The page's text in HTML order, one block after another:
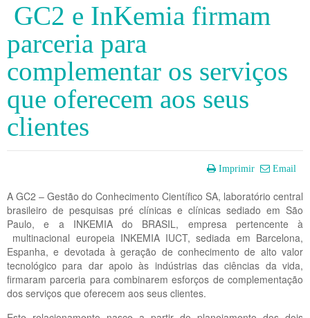
GC2 e InKemia firmam
parceria para
complementar os serviços
que oferecem aos seus
clientes
Imprimir Email
A GC2 – Gestão do Conhecimento Científico SA, laboratório central
brasileiro de pesquisas pré clínicas e clínicas sediado em São
Paulo, e a INKEMIA do BRASIL, empresa pertencente à
multinacional europeia INKEMIA IUCT, sediada em Barcelona,
Espanha, e devotada à geração de conhecimento de alto valor
tecnológico para dar apoio às indústrias das ciências da vida,
firmaram parceria para combinarem esforços de complementação
dos serviços que oferecem aos seus clientes.